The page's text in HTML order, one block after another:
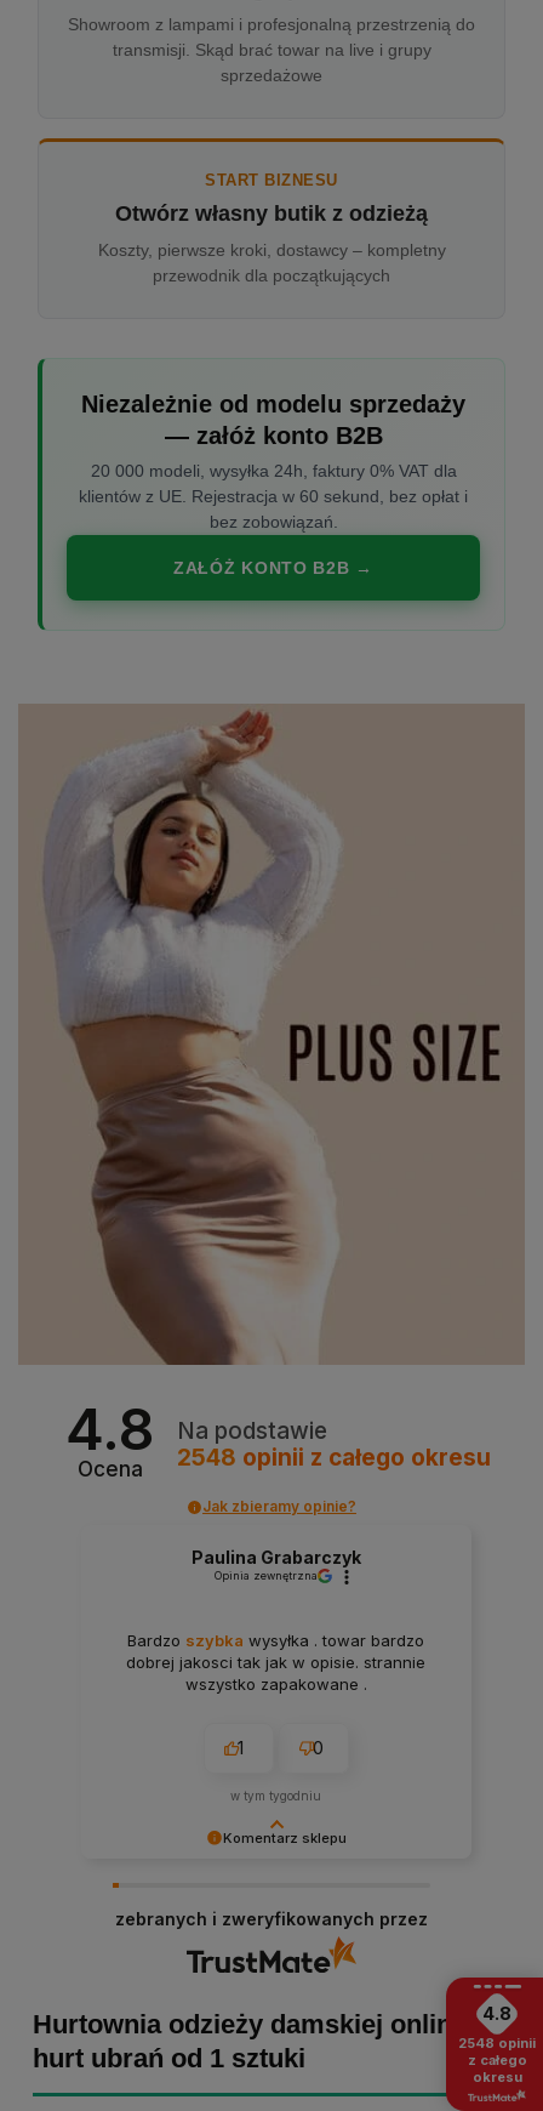
Showroom z lampami i profesjonalną przestrzenią do
transmisji. Skąd brać towar na live i grupy
sprzedażowe
START BIZNESU
Otwórz własny butik z odzieżą
Koszty, pierwsze kroki, dostawcy – kompletny
przewodnik dla początkujących
Niezależnie od modelu sprzedaży
— załóż konto B2B
20 000 modeli, wysyłka 24h, faktury 0% VAT dla
klientów z UE. Rejestracja w 60 sekund, bez opłat i
bez zobowiązań.
ZAŁÓŻ KONTO B2B →
4.8
Ocena
Na podstawie
2548 opinii z całego okresu
Jak zbieramy opinie?
Komentarz sklepu
skrzydeł, dlatego tym bardziej cieszymy się, że
zakup przebiegł pomyślnie. Obiecujemy
utrzymać dobrą passę - zapraszamy ponownie! :)
Paulina Grabarczyk
Opinia zewnętrzna
Bardzo szybka wysyłka . towar bardzo
dobrej jakosci tak jak w opisie. strannie
wszystko zapakowane .
1 0
w tym tygodniu
zebranych i zweryfikowanych przez
Hurtownia odzieży damskiej online -
hurt ubrań od 1 sztuki
4.8
2548 opinii
z całego
okresu